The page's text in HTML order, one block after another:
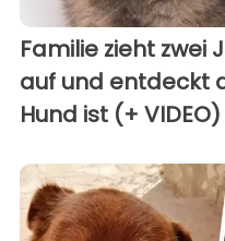
Familie zieht zwei
auf und entdeckt
Hund ist (+ VIDEO)